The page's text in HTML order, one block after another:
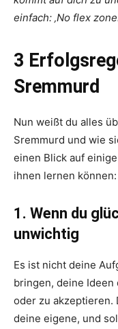
einfach: ‚No flex
3
Sremmurd
Nun weißt du alles
Sremmurd und wie
einen Blick auf
ihnen lernen können:
1. Wenn du
unwichtig
Es ist nicht deine
bringen, deine
oder zu akzeptieren.
deine eigene, und